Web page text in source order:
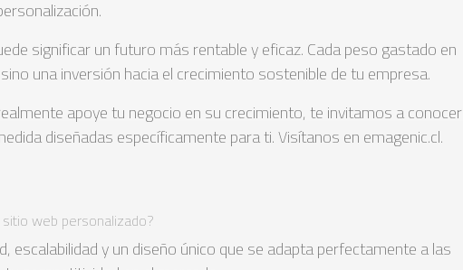
significar un futuro más rentable y eficaz. Cada peso gastado en
una inversión hacia el crecimiento sostenible de tu empresa.
apoye tu negocio en su crecimiento, te invitamos a conocer
diseñadas específicamente para ti. Visítanos en emagenic.cl.
web personalizado?
escalabilidad y un diseño único que se adapta perfectamente a las